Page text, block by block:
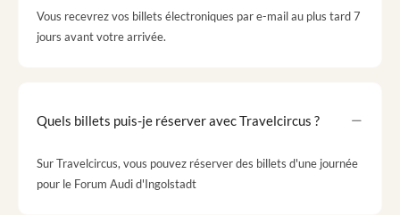
Vous recevrez vos billets électroniques par e-mail au plus tard 7
jours avant votre arrivée.
Quels billets puis-je réserver avec Travelcircus ?
Sur Travelcircus, vous pouvez réserver des billets d'une journée
pour le Forum Audi d'Ingolstadt